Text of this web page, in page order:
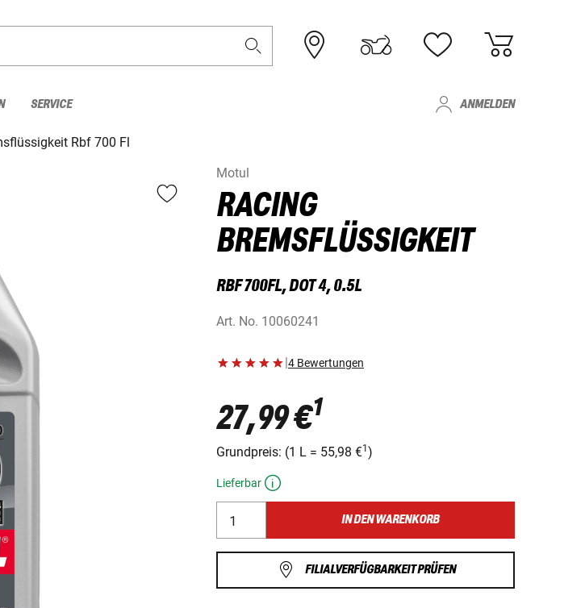
SERVICE ANMELDEN
Rbf 700 Fl
Motul
RACING
BREMSFLÜSSIGKEIT
RBF 700FL, DOT 4, 0.5L
Art. No. 10060241
|4 Bewertungen
27,99 €1
Grundpreis: (1 L = 55,98 €1)
Lieferbar
IN DEN WARENKORB
FILIALVERFÜGBARKEIT PRÜFEN